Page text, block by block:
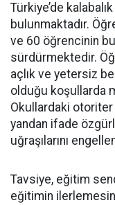
Türkiye’de
bulunmaktadır.
ve 60 öğrencinin
sürdürmektedir.
açlık ve yetersiz
olduğu koşullarda
Okullardaki otoriter
yandan ifade
uğraşılarını
Tavsiye, eğitim
eğitimin